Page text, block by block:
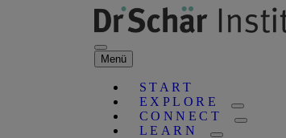
Menü
START
EXPLORE
CONNECT
LEARN